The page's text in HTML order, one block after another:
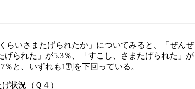
らいさまたげられたか」についてみると、「ぜんぜ
られた」が5.3％、「すこし、さまたげられた」が
と、いずれも1割を下回っている。
状況（Ｑ４）